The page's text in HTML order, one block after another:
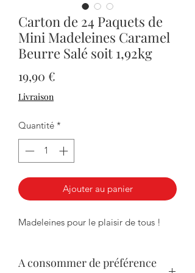
Carton de 24 Paquets de
Mini Madeleines Caramel
Beurre Salé soit 1,92kg
19,90 €
Livraison
Quantité *
Ajouter au panier
Madeleines pour le plaisir de tous !
A consommer de préférence